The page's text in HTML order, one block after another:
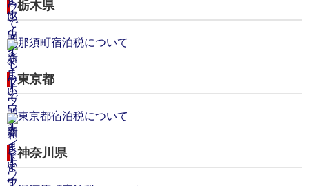
栃木県
那須町宿泊税について
東京都
東京都宿泊税について
神奈川県